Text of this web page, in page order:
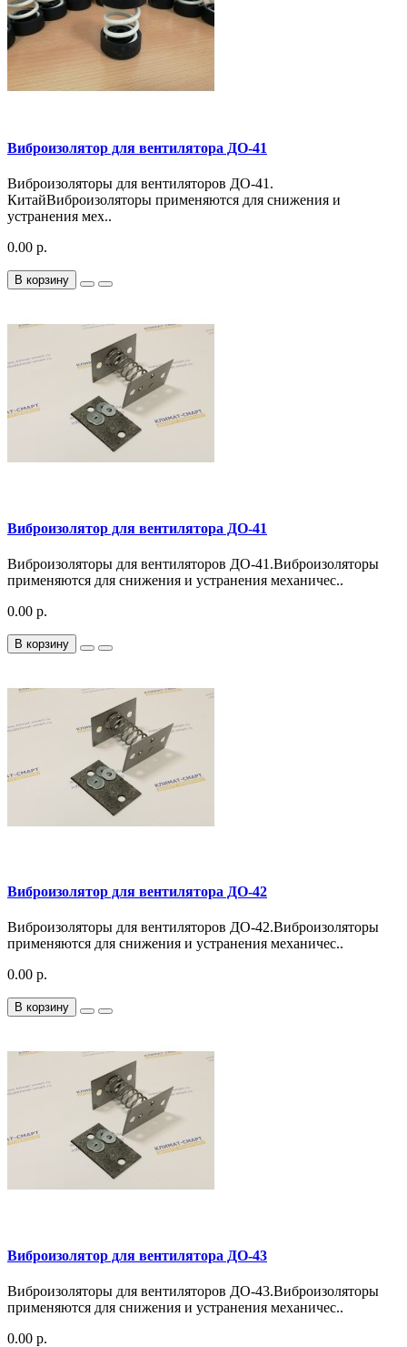
Виброизолятор для вентилятора ДО-41
Виброизоляторы для вентиляторов ДО-41.
КитайВиброизоляторы применяются для снижения и
устранения мех..
0.00 р.
В корзину
Виброизолятор для вентилятора ДО-41
Виброизоляторы для вентиляторов ДО-41.Виброизоляторы
применяются для снижения и устранения механичес..
0.00 р.
В корзину
Виброизолятор для вентилятора ДО-42
Виброизоляторы для вентиляторов ДО-42.Виброизоляторы
применяются для снижения и устранения механичес..
0.00 р.
В корзину
Виброизолятор для вентилятора ДО-43
Виброизоляторы для вентиляторов ДО-43.Виброизоляторы
применяются для снижения и устранения механичес..
0.00 р.